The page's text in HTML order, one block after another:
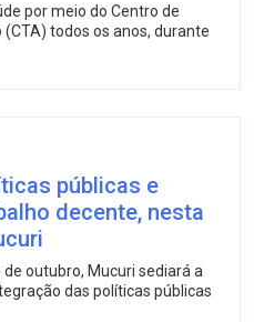
por meio do Centro de
todos os anos, durante
públicas e
decente, nesta
outubro, Mucuri sediará a
das políticas públicas